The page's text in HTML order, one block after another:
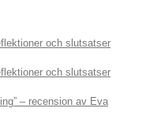
och slutsatser
och slutsatser
– recension av Eva